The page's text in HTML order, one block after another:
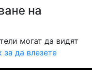
на
могат да видят
за да влезете